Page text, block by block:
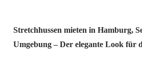
Stretchhussen mieten in Hamburg,
Umgebung – Der elegante Look für